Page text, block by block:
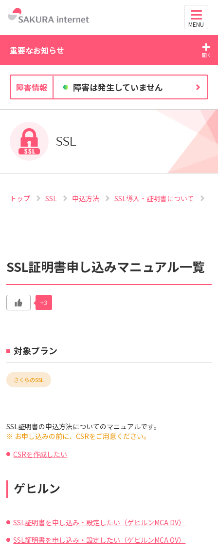
MENU
検索対象
動画マニュアル
重要なお知らせ
2026/07/27
独自ドメイン、SSL証明書の有効期限と更新方法に関す
障害情報 障害は発生していません
SSL
トップ SSL 申込方法 SSL導入・証明書について
SSL証明書申し込みマニュアル一覧
+3
対象プラン
さくらのSSL
SSL証明書の申込方法についてのマニュアルです。
※ お申し込みの前に、CSRをご用意ください。
CSRを作成したい
ゲヒルン
SSL証明書を申し込み・設定したい（ゲヒルンMCA DV）
SSL証明書を申し込み・設定したい（ゲヒルンMCA OV）